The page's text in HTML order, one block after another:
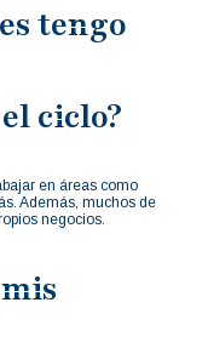
tengo
ciclo?
en áreas como
Además, muchos de
negocios.